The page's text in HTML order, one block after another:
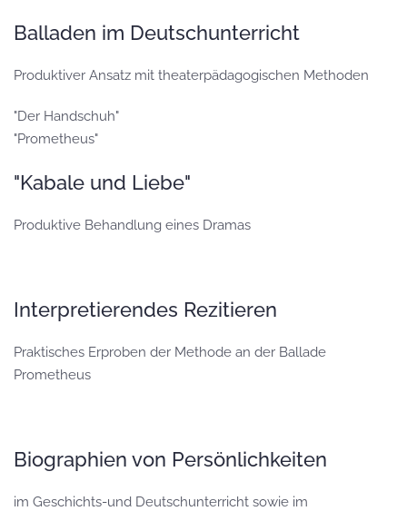
Balladen im Deutschunterricht
Produktiver Ansatz mit theaterpädagogischen Methoden
"Der Handschuh"
"Prometheus"
"Kabale und Liebe"
Produktive Behandlung eines Dramas
Interpretierendes Rezitieren
Praktisches Erproben der Methode an der Ballade
Prometheus
Biographien von Persönlichkeiten
im Geschichts-und Deutschunterricht sowie im